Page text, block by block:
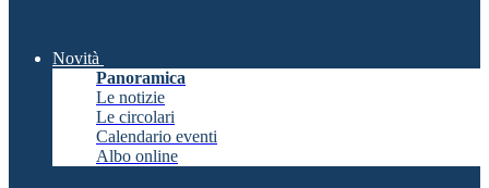
Novità
Panoramica
Le notizie
Le circolari
Calendario eventi
Albo online